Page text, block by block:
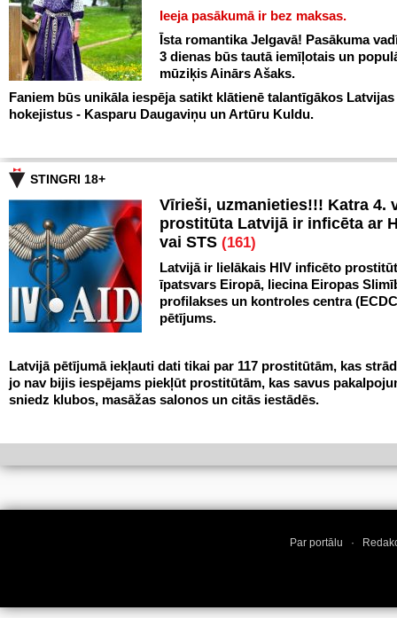
Ieeja pasākumā ir bez maksas.
Īsta romantika Jelgavā! Pasākuma
3 dienas būs tautā iemīļotais un
mūziķis Ainārs Ašaks.
Faniem būs unikāla iespēja satikt klātienē talantīgākos Latvijas
hokejistus - Kasparu Daugaviņu un Artūru Kuldu.
STINGRI 18+
Vīrieši, uzmanieties!!! Katra 4.
prostitūta Latvijā ir inficēta ar
vai STS (161)
Latvijā ir lielākais HIV inficēto
īpatsvars Eiropā, liecina Eiropas
profilakses un kontroles centra
pētījums.
Latvijā pētījumā iekļauti dati tikai par 117 prostitūtām, kas
jo nav bijis iespējams piekļūt prostitūtām, kas savus
sniedz klubos, masāžas salonos un citās iestādēs.
Par portālu ·